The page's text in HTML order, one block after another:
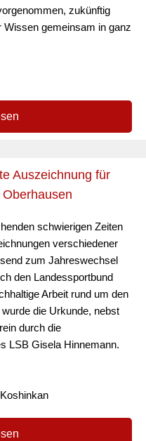
zukünftig
Wissen gemeinsam in ganz
Auszeichnung für
schwierigen Zeiten
verschiedener
zum Jahreswechsel
den Landessportbund
Arbeit rund um den
die Urkunde, nebst
durch die
LSB Gisela Hinnemann.